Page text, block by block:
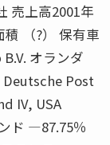
売上高2001年
積 （?） 保有車
オランダ
Post
IV, USA
ド ―87.75％